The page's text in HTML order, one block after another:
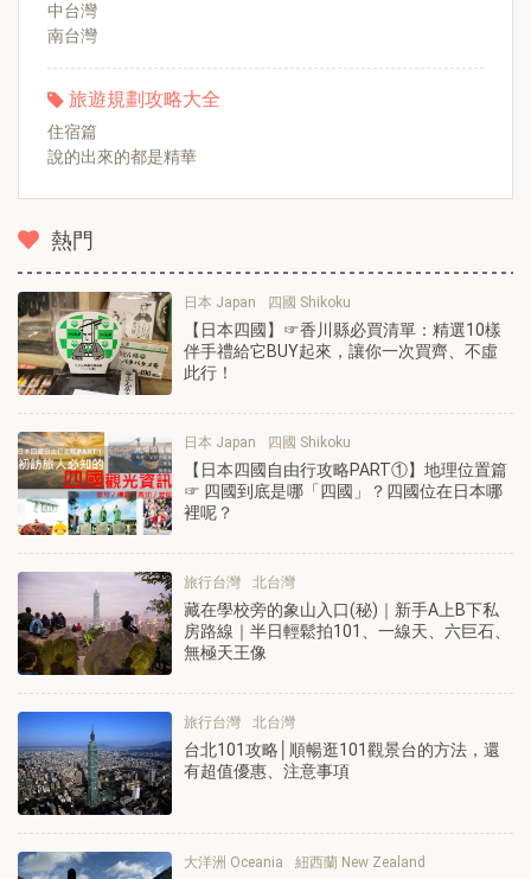
中台灣
南台灣
旅遊規劃攻略大全
住宿篇
說的出來的都是精華
熱門
日本 Japan 四國 Shikoku
【日本四國】☞香川縣必買清單：精選10樣
伴手禮給它BUY起來，讓你一次買齊、不虛
此行！
日本 Japan 四國 Shikoku
【日本四國自由行攻略PART①】地理位置篇
☞ 四國到底是哪「四國」？四國位在日本哪
裡呢？
旅行台灣 北台灣
藏在學校旁的象山入口(秘)｜新手A上B下私
房路線｜半日輕鬆拍101、一線天、六巨石、
無極天王像
旅行台灣 北台灣
台北101攻略│順暢逛101觀景台的方法，還
有超值優惠、注意事項
大洋洲 Oceania 紐西蘭 New Zealand